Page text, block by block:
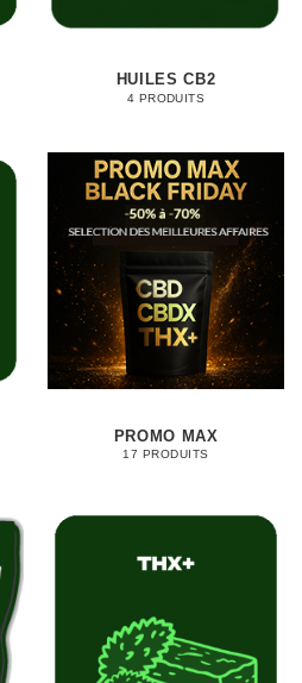
HUILES CB2
4 PRODUITS
PROMO MAX
17 PRODUITS